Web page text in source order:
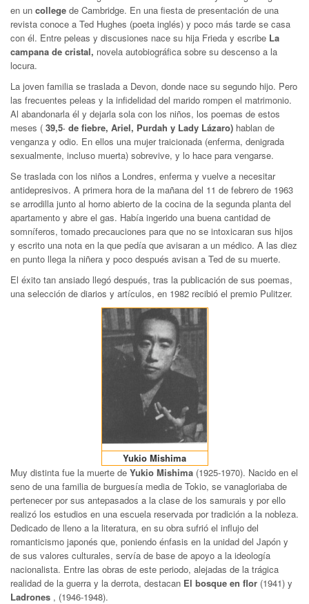
en un college de Cambridge. En una fiesta de presentación de una
revista conoce a Ted Hughes (poeta inglés) y poco más tarde se casa
con él. Entre peleas y discusiones nace su hija Frieda y escribe La
campana de cristal, novela autobiográfica sobre su descenso a la
locura.
La joven familia se traslada a Devon, donde nace su segundo hijo. Pero
las frecuentes peleas y la infidelidad del marido rompen el matrimonio.
Al abandonarla él y dejarla sola con los niños, los poemas de estos
meses ( 39,5· de fiebre, Ariel, Purdah y Lady Lázaro) hablan de
venganza y odio. En ellos una mujer traicionada (enferma, denigrada
sexualmente, incluso muerta) sobrevive, y lo hace para vengarse.
Se traslada con los niños a Londres, enferma y vuelve a necesitar
antidepresivos. A primera hora de la mañana del 11 de febrero de 1963
se arrodilla junto al horno abierto de la cocina de la segunda planta del
apartamento y abre el gas. Había ingerido una buena cantidad de
somníferos, tomado precauciones para que no se intoxicaran sus hijos
y escrito una nota en la que pedía que avisaran a un médico. A las diez
en punto llega la niñera y poco después avisan a Ted de su muerte.
El éxito tan ansiado llegó después, tras la publicación de sus poemas,
una selección de diarios y artículos, en 1982 recibió el premio Pulitzer.
Yukio Mishima
Muy distinta fue la muerte de Yukio Mishima (1925-1970). Nacido en el
seno de una familia de burguesía media de Tokio, se vanagloriaba de
pertenecer por sus antepasados a la clase de los samurais y por ello
realizó los estudios en una escuela reservada por tradición a la nobleza.
Dedicado de lleno a la literatura, en su obra sufrió el influjo del
romanticismo japonés que, poniendo énfasis en la unidad del Japón y
de sus valores culturales, servía de base de apoyo a la ideología
nacionalista. Entre las obras de este periodo, alejadas de la trágica
realidad de la guerra y la derrota, destacan El bosque en flor (1941) y
Ladrones , (1946-1948).